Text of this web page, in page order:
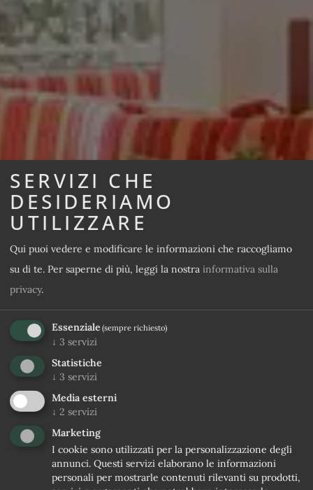
SERVIZI CHE
DESIDERIAMO
UTILIZZARE
Qui puoi vedere e modificare le informazioni che raccogliamo
su di te. Per saperne di più, leggi la nostra informativa sulla
privacy.
Essenziale (sempre richiesto)
↓ 3 servizi
Statistiche
↓ 3 servizi
Media esterni
↓ 2 servizi
Marketing
I cookie sono utilizzati per la personalizzazione degli
annunci. Questi servizi elaborano le informazioni
personali per mostrarle contenuti rilevanti su prodotti,